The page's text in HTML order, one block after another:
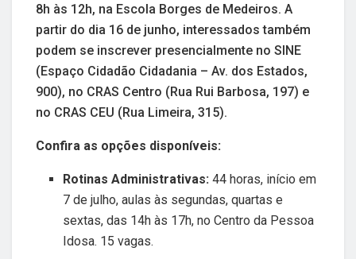
8h às 12h, na Escola Borges de Medeiros. A
partir do dia 16 de junho, interessados também
podem se inscrever presencialmente no SINE
(Espaço Cidadão Cidadania – Av. dos Estados,
900), no CRAS Centro (Rua Rui Barbosa, 197) e
no CRAS CEU (Rua Limeira, 315).
Confira as opções disponíveis:
Rotinas Administrativas: 44 horas, início em
7 de julho, aulas às segundas, quartas e
sextas, das 14h às 17h, no Centro da Pessoa
Idosa. 15 vagas.